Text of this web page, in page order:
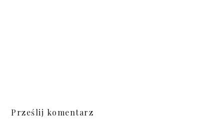
Prześlij komentarz